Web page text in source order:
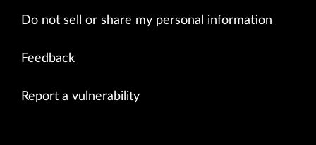
Do not sell or share my personal information
Feedback
Report a vulnerability